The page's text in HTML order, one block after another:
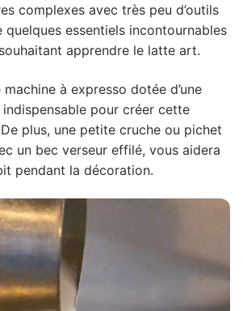
complexes avec très peu d’outils
quelques essentiels incontournables
apprendre le latte art.
machine à expresso dotée d’une
indispensable pour créer cette
plus, une petite cruche ou pichet
un bec verseur effilé, vous aidera
pendant la décoration.